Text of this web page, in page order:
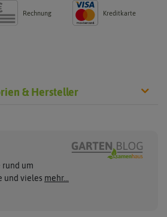
Rechnung Kreditkarte
& Hersteller
Clever Pots
COMPO
rund um
und vieles mehr...